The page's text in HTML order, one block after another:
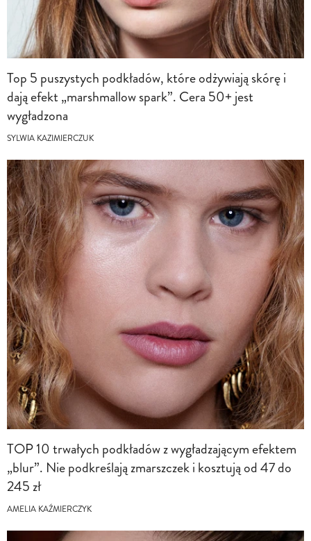
Top 5 puszystych podkładów, które odżywiają skórę i
dają efekt „marshmallow spark”. Cera 50+ jest
wygładzona
SYLWIA KAZIMIERCZUK
TOP 10 trwałych podkładów z wygładzającym efektem
„blur”. Nie podkreślają zmarszczek i kosztują od 47 do
245 zł
AMELIA KAŹMIERCZYK